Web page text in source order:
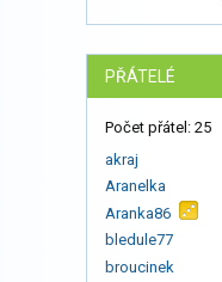
PŘÁTELÉ
Počet přátel: 25
akraj
Aranelka
Aranka86
bledule77
broucinek